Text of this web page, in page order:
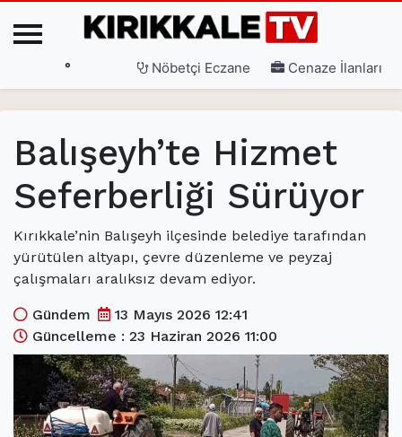
3. Sayfa(current)
Gündem(current)
Siyaset(current)
(current)
(current)
Spor(current)
Sağlık(current)
Kültür Sanat(current)
° Nöbetçi Eczane Cenaze İlanları
Balışeyh’te Hizmet
Seferberliği Sürüyor
Kırıkkale’nin Balışeyh ilçesinde belediye tarafından
yürütülen altyapı, çevre düzenleme ve peyzaj
çalışmaları aralıksız devam ediyor.
Gündem
13 Mayıs 2026 12:41
Güncelleme : 23 Haziran 2026 11:00